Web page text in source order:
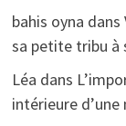
bahis oyna dans
sa petite tribu à
Léa dans
intérieure d’une